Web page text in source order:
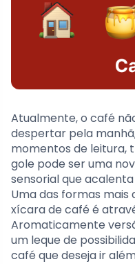
Atualmente, o café
despertar pela
momentos de leitura,
gole pode ser uma
sensorial que
Uma das formas mais
xícara de café é
Aromaticamente
um leque de
café que deseja ir